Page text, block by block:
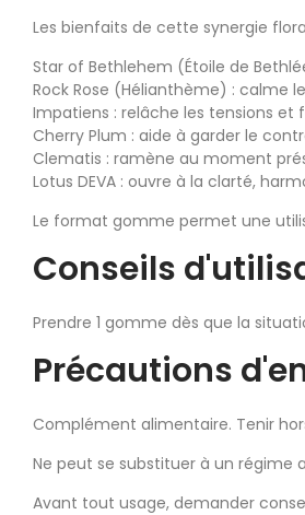
Les bienfaits de cette synergie
Star of Bethlehem (Étoile de
Rock Rose (Hélianthème) : calme
Impatiens : relâche les tensions et
Cherry Plum : aide à garder le
Clematis : ramène au moment
Lotus DEVA : ouvre à la clarté,
Le format gomme permet une
Conseils
Prendre 1 gomme dès que la
Précautions
Complément alimentaire. Tenir
Ne peut se substituer à un régime
Avant tout usage, demander